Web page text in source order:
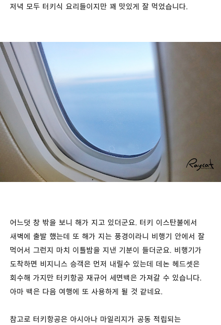
저녁 모두 터키식 요리들이지만 꽤 맛있게 잘 먹었습니다.
어느덧 창 밖을 보니 해가 지고 있더군요. 터키 이스탄불에서
새벽에 출발 했는데 또 해가 지는 풍경이라니 비행기 안에서 잘
먹어서 그런지 마치 이틀밤을 지낸 기분이 들더군요. 비행기가
도착하면 비지니스 승객은 먼저 내릴수 있는데 데논 헤드셋은
회수해 가지만 터키항공 재규어 세면백은 가져갈 수 있습니다.
아마 백은 다음 여행에 또 사용하게 될 것 같네요.
참고로 터키항공은 아시아나 마일리지가 공동 적립되는